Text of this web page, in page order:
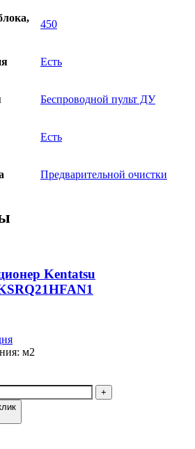
450
Есть
Беспроводной пульт ДУ
Есть
Предварительной очистки
Kentatsu
м2